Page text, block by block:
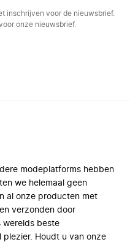
inschrijven voor de nieuwsbrief.
onze nieuwsbrief.
modeplatforms hebben
we helemaal geen
al onze producten met
verzonden door
werelds beste
plezier. Houdt u van onze